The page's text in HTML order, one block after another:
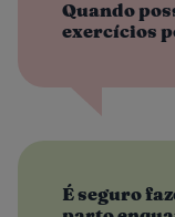
Quando
exercícios
É seguro